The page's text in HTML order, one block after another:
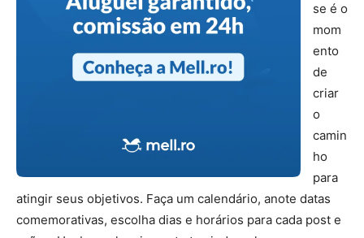
se é o
mom
ento
de
criar
o
camin
ho
para
atingir seus objetivos. Faça um calendário, anote datas
comemorativas, escolha dias e horários para cada post e